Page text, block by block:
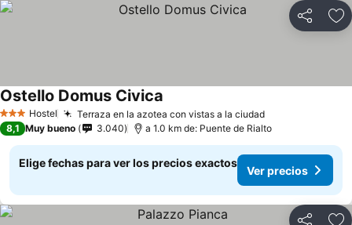
Compartir
3 EstrellasHostel Terraza en la azotea con vistas a la ciudad
Ostello Domus Civica
8,1 Muy bueno 3.040 a 1.0 km de: Puente de Rialto
Elige fechas para ver los precios exactos
Ver precios